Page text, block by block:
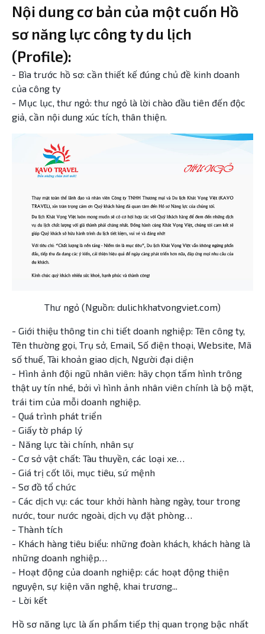
Nội dung cơ bản của một cuốn Hồ
sơ năng lực công ty du lịch
(Profile):
- Bìa trước hồ sơ: cần thiết kế đúng chủ đề kinh doanh
của công ty
- Mục lục, thư ngỏ: thư ngỏ là lời chào đầu tiên đến độc
giả, cần nội dung xúc tích, thân thiện.
Thư ngỏ (Nguồn: dulichkhatvongviet.com)
- Giới thiệu thông tin chi tiết doanh nghiệp: Tên công ty,
Tên thường gọi, Trụ sở, Email, Số điện thoại, Website, Mã
số thuế, Tài khoản giao dịch, Người đại diện
- Hình ảnh đội ngũ nhân viên: hãy chọn tấm hình trông
thật uy tín nhé, bởi vì hình ảnh nhân viên chính là bộ mặt,
trái tim của mỗi doanh nghiệp.
- Quá trình phát triển
- Giấy tờ pháp lý
- Năng lực tài chính, nhân sự
- Cơ sở vật chất: Tàu thuyền, các loại xe…
- Giá trị cốt lõi, mục tiêu, sứ mệnh
- Sơ đồ tổ chức
- Các dịch vụ: các tour khởi hành hàng ngày, tour trong
nước, tour nước ngoài, dịch vụ đặt phòng…
- Thành tích
- Khách hàng tiêu biểu: những đoàn khách, khách hàng là
những doanh nghiệp…
- Hoạt động của doanh nghiệp: các hoạt động thiện
nguyện, sự kiện văn nghệ, khai trương...
- Lời kết
Hồ sơ năng lực là ấn phẩm tiếp thị quan trọng bậc nhất